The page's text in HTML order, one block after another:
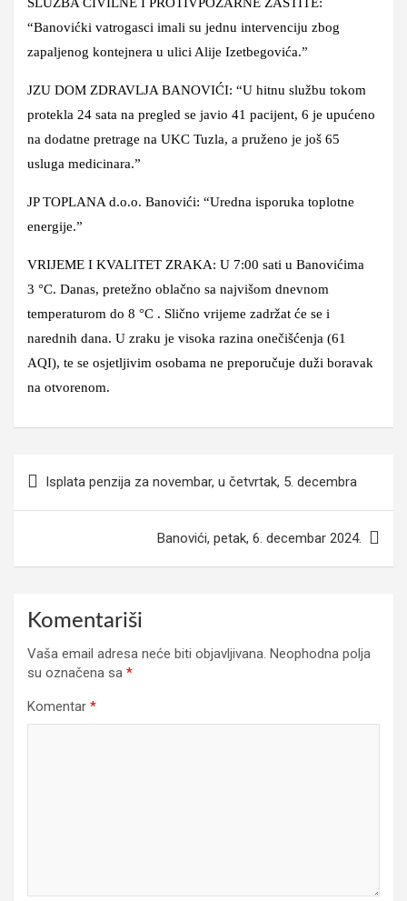
“Banovićki vatrogasci imali su jednu intervenciju zbog
zapaljenog kontejnera u ulici Alije Izetbegovića.”
JZU DOM ZDRAVLJA BANOVIĆI: “U hitnu službu tokom
protekla 24 sata na pregled se javio 41 pacijent, 6 je upućeno
na dodatne pretrage na UKC Tuzla, a pruženo je još 65
usluga medicinara.”
JP TOPLANA d.o.o. Banovići: “Uredna isporuka toplotne
energije.”
VRIJEME I KVALITET ZRAKA: U 7:00 sati u Banovićima
3 °C. Danas, pretežno oblačno sa najvišom dnevnom
temperaturom do 8 °C . Slično vrijeme zadržat će se i
narednih dana. U zraku je visoka razina onečišćenja (61
AQI), te se osjetljivim osobama ne preporučuje duži boravak
na otvorenom.
članaka
Isplata penzija za novembar, u četvrtak, 5. decembra
Banovići, petak, 6. decembar 2024.
Komentariši
Vaša email adresa neće biti objavljivana. Neophodna polja
su označena sa *
Komentar *